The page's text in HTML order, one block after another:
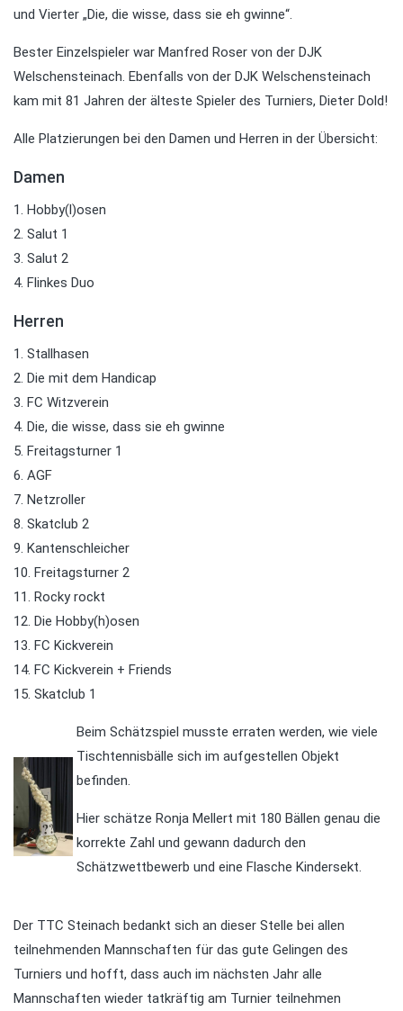
und Vierter „Die, die wisse, dass sie eh gwinne“.
Bester Einzelspieler war Manfred Roser von der DJK
Welschensteinach. Ebenfalls von der DJK Welschensteinach
kam mit 81 Jahren der älteste Spieler des Turniers, Dieter Dold!
Alle Platzierungen bei den Damen und Herren in der Übersicht:
Damen
1. Hobby(l)osen
2. Salut 1
3. Salut 2
4. Flinkes Duo
Herren
1. Stallhasen
2. Die mit dem Handicap
3. FC Witzverein
4. Die, die wisse, dass sie eh gwinne
5. Freitagsturner 1
6. AGF
7. Netzroller
8. Skatclub 2
9. Kantenschleicher
10. Freitagsturner 2
11. Rocky rockt
12. Die Hobby(h)osen
13. FC Kickverein
14. FC Kickverein + Friends
15. Skatclub 1
Beim Schätzspiel musste erraten werden, wie viele
Tischtennisbälle sich im aufgestellen Objekt
befinden.
Hier schätze Ronja Mellert mit 180 Bällen genau die
korrekte Zahl und gewann dadurch den
Schätzwettbewerb und eine Flasche Kindersekt.
Der TTC Steinach bedankt sich an dieser Stelle bei allen
teilnehmenden Mannschaften für das gute Gelingen des
Turniers und hofft, dass auch im nächsten Jahr alle
Mannschaften wieder tatkräftig am Turnier teilnehmen